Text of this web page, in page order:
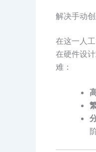
解决手动
在这一人
在硬件设
难：